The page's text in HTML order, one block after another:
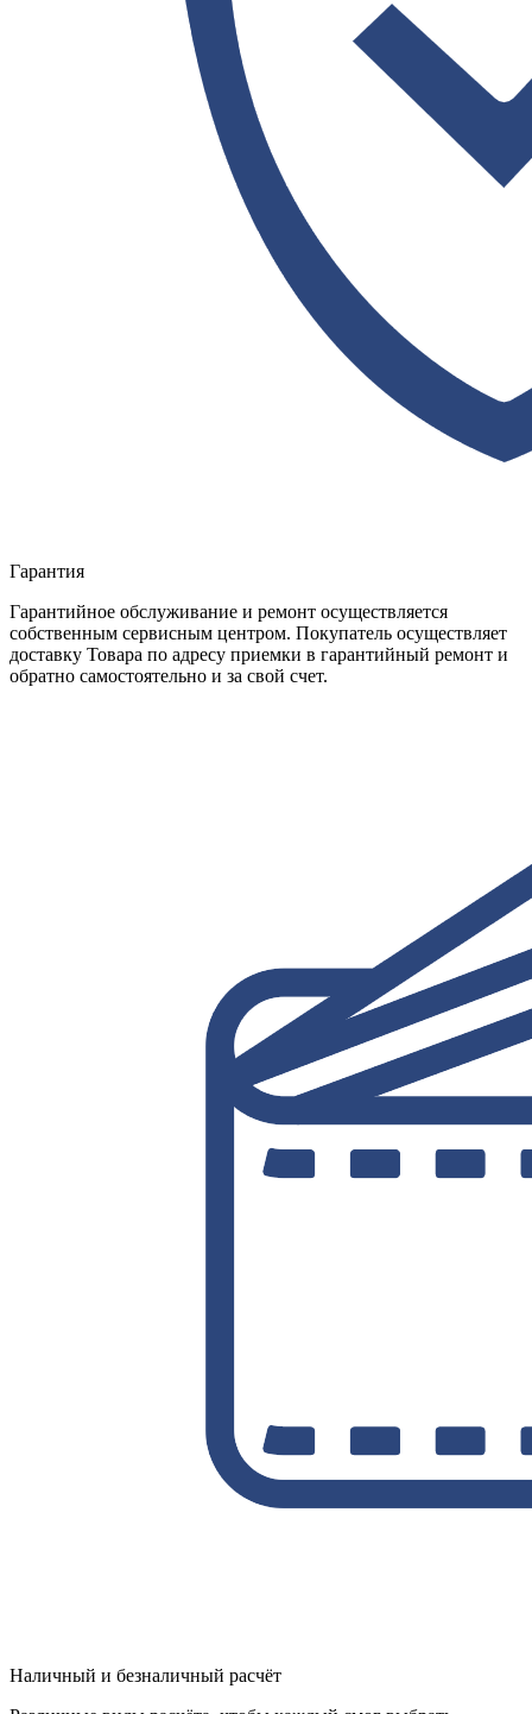
Гарантия
Гарантийное обслуживание и ремонт осуществляется
собственным сервисным центром. Покупатель осуществляет
доставку Товара по адресу приемки в гарантийный ремонт и
обратно самостоятельно и за свой счет.
Наличный и безналичный расчёт